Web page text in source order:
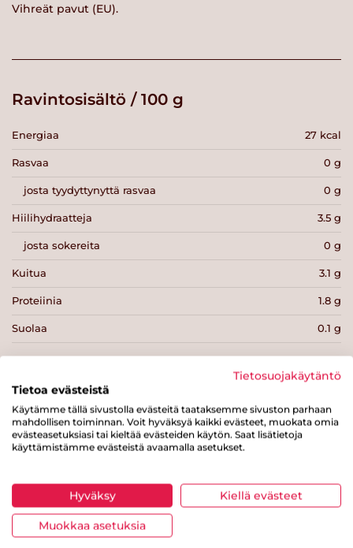
Vihreät pavut (EU).
Ravintosisältö / 100 g
Energiaa 27 kcal
Rasvaa 0 g
josta tyydyttynyttä rasvaa 0 g
Hiilihydraatteja 3.5 g
josta sokereita 0 g
Kuitua 3.1 g
Proteiinia 1.8 g
Suolaa 0.1 g
Tulosta sivu Jaa tuote
Tietosuojakäytäntö
Tietoa evästeistä
Käytämme tällä sivustolla evästeitä taataksemme sivuston parhaan
mahdollisen toiminnan. Voit hyväksyä kaikki evästeet, muokata omia
evästeasetuksiasi tai kieltää evästeiden käytön. Saat lisätietoja
käyttämistämme evästeistä avaamalla asetukset.
Hyväksy Kiellä evästeet
Muokkaa asetuksia